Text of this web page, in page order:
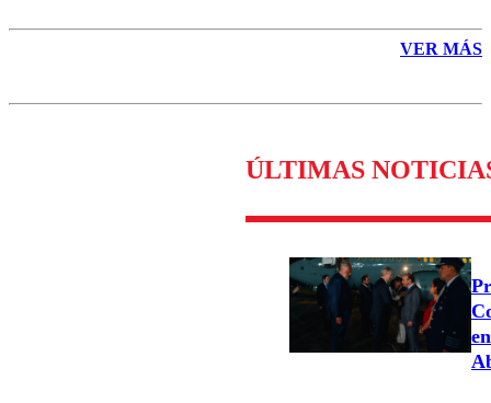
VER MÁS
ÚLTIMAS